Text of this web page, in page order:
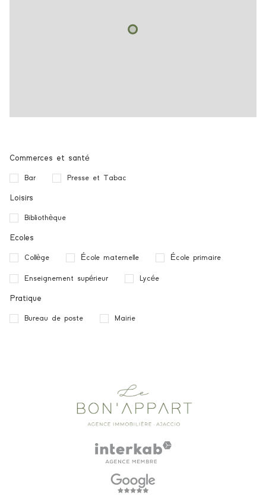
Commerces et santé
Bar Presse et Tabac
Loisirs
Bibliothèque
Ecoles
Collège École maternelle École primaire
Enseignement supérieur Lycée
Pratique
Bureau de poste Mairie